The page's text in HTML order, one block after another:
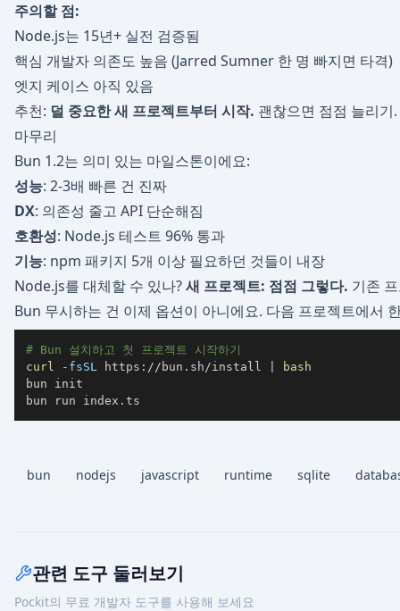
주의할 점:
Node.js는 15년+ 실전 검증됨
핵심 개발자 의존도 높음 (Jarred Sumner 한 명 빠지면 타격)
엣지 케이스 아직 있음
추천: 덜 중요한 새 프로젝트부터 시작. 괜찮으면 점점 늘리기.
마무리
Bun 1.2는 의미 있는 마일스톤이에요:
성능: 2-3배 빠른 건 진짜
DX: 의존성 줄고 API 단순해짐
호환성: Node.js 테스트 96% 통과
기능: npm 패키지 5개 이상 필요하던 것들이 내장
Node.js를 대체할 수 있나?새 프로젝트: 점점 그렇다. 기존
Bun 무시하는 건 이제 옵션이 아니에요. 다음 프로젝트에서
# Bun 설치하고 첫 프로젝트 시작하기
curl
-fsSL https://bun.sh/install
bash
bun init
bun run index.ts
bun nodejs javascript runtime sqlite
관련 도구 둘러보기
Pockit의 무료 개발자 도구를 사용해 보세요